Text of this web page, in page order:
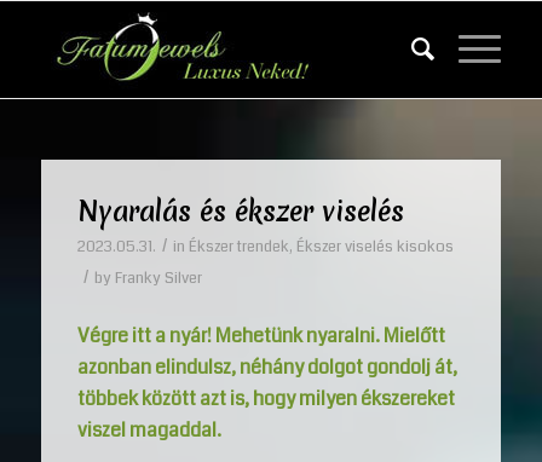
Nyaralás és ékszer viselés
2023.05.31. / in Ékszer trendek, Ékszer viselés kisokos
/ by Franky Silver
Végre itt a nyár! Mehetünk nyaralni. Mielőtt
azonban elindulsz, néhány dolgot gondolj át,
többek között azt is, hogy milyen ékszereket
viszel magaddal.